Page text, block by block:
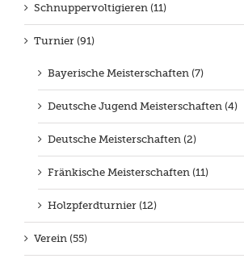
Schnuppervoltigieren (11)
Turnier (91)
Bayerische Meisterschaften (7)
Deutsche Jugend Meisterschaften (4)
Deutsche Meisterschaften (2)
Fränkische Meisterschaften (11)
Holzpferdturnier (12)
Verein (55)